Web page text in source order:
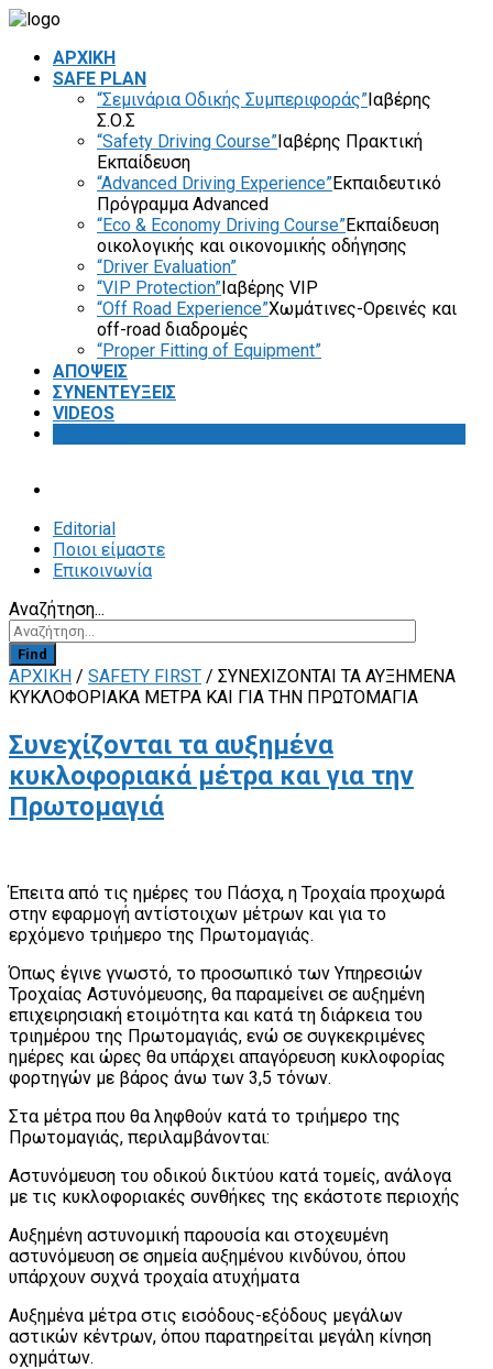
ΑΡΧΙΚΗ
SAFE PLAN
“Σεμινάρια Οδικής Συμπεριφοράς”Ιαβέρης
Σ.Ο.Σ
“Safety Driving Course”Ιαβέρης Πρακτική
Εκπαίδευση
“Advanced Driving Experience”Εκπαιδευτικό
Πρόγραμμα Advanced
“Eco & Economy Driving Course”Εκπαίδευση
οικολογικής και οικονομικής οδήγησης
“Driver Evaluation”
“VIP Protection”Ιαβέρης VIP
“Off Road Experience”Χωμάτινες-Ορεινές και
off-road διαδρομές
“Proper Fitting of Equipment”
ΑΠΟΨΕΙΣ
ΣΥΝΕΝΤΕΥΞΕΙΣ
VIDEOS
Editorial
Ποιοι είμαστε
Επικοινωνία
Αναζήτηση...
Find
ΑΡΧΙΚΗ / SAFETY FIRST / ΣΥΝΕΧΊΖΟΝΤΑΙ ΤΑ ΑΥΞΗΜΈΝΑ
ΚΥΚΛΟΦΟΡΙΑΚΆ ΜΈΤΡΑ ΚΑΙ ΓΙΑ ΤΗΝ ΠΡΩΤΟΜΑΓΙΆ
Συνεχίζονται τα αυξημένα
κυκλοφοριακά μέτρα και για την
Πρωτομαγιά
Έπειτα από τις ημέρες του Πάσχα, η Τροχαία προχωρά
στην εφαρμογή αντίστοιχων μέτρων και για το
ερχόμενο τριήμερο της Πρωτομαγιάς.
Όπως έγινε γνωστό, το προσωπικό των Υπηρεσιών
Τροχαίας Αστυνόμευσης, θα παραμείνει σε αυξημένη
επιχειρησιακή ετοιμότητα και κατά τη διάρκεια του
τριημέρου της Πρωτομαγιάς, ενώ σε συγκεκριμένες
ημέρες και ώρες θα υπάρχει απαγόρευση κυκλοφορίας
φορτηγών με βάρος άνω των 3,5 τόνων.
Στα μέτρα που θα ληφθούν κατά το τριήμερο της
Πρωτομαγιάς, περιλαμβάνονται:
Αστυνόμευση του οδικού δικτύου κατά τομείς, ανάλογα
με τις κυκλοφοριακές συνθήκες της εκάστοτε περιοχής
Αυξημένη αστυνομική παρουσία και στοχευμένη
αστυνόμευση σε σημεία αυξημένου κινδύνου, όπου
υπάρχουν συχνά τροχαία ατυχήματα
Αυξημένα μέτρα στις εισόδους-εξόδους μεγάλων
αστικών κέντρων, όπου παρατηρείται μεγάλη κίνηση
οχημάτων.